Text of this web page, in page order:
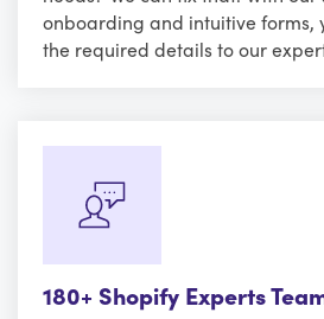
onboarding and intuitive forms,
the required details to our
180+ Shopify Experts